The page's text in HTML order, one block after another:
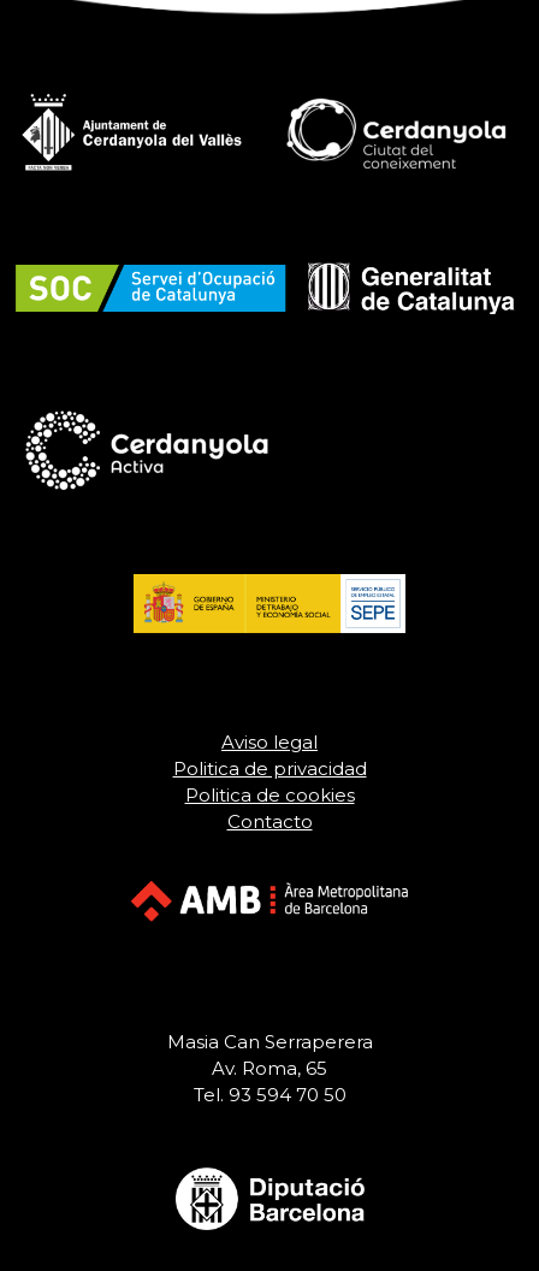
Aviso legal
Politica de privacidad
Politica de cookies
Contacto
Masia Can Serraperera
Av. Roma, 65
Tel. 93 594 70 50